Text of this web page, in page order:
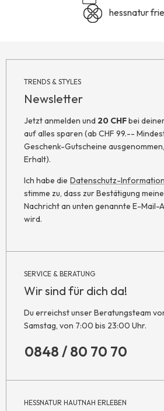
hessnatur
TRENDS & STYLES
Newsletter
Jetzt anmelden und 20 CHFbei
auf alles sparen (ab CHF 99.--
Geschenk-Gutscheine
Erhalt).
Ich habe die Datenschutz-Information
stimme zu, dass zur Bestätigung
Nachricht an unten genannte E-Mail-
wird.
SERVICE & BERATUNG
Wir sind für dich da!
Du erreichst unser Beratungsteam
Samstag, von 7:00 bis 23:00 Uhr.
0848 / 80 70 70
HESSNATUR HAUTNAH ERLEBEN